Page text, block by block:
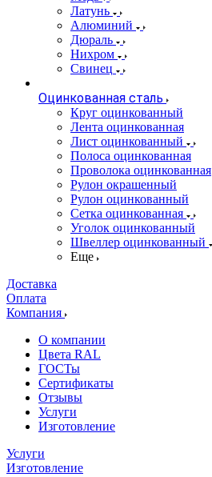
Латунь
Алюминий
Дюраль
Нихром
Свинец
Оцинкованная сталь
Круг оцинкованный
Лента оцинкованная
Лист оцинкованный
Полоса оцинкованная
Проволока оцинкованная
Рулон окрашенный
Рулон оцинкованный
Сетка оцинкованная
Уголок оцинкованный
Швеллер оцинкованный
Еще
Доставка
Оплата
Компания
О компании
Цвета RAL
ГОСТы
Сертификаты
Отзывы
Услуги
Изготовление
Услуги
Изготовление